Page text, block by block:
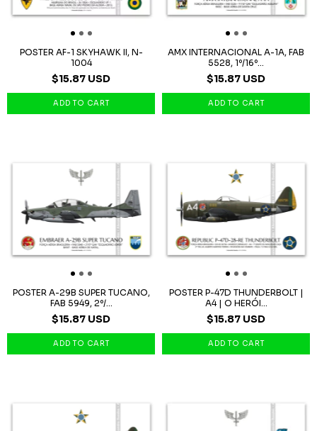
POSTER AF-1 SKYHAWK II, N-
1004
$15.87 USD
AMX INTERNACIONAL A-1A, FAB
5528, 1º/16º...
$15.87 USD
POSTER A-29B SUPER TUCANO,
FAB 5949, 2º/...
$15.87 USD
POSTER P-47D THUNDERBOLT |
A4 | O HERÓI...
$15.87 USD